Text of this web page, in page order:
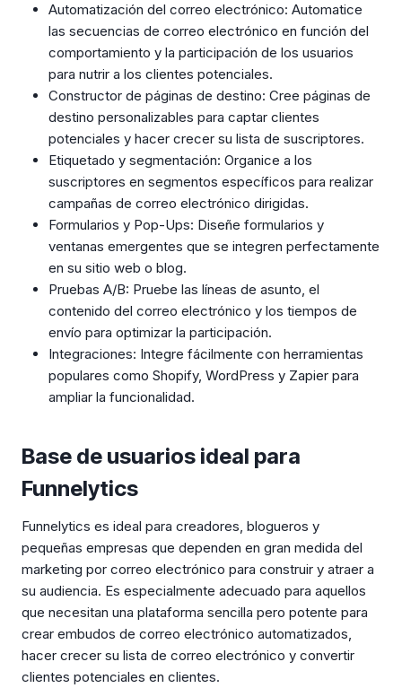
Automatización del correo electrónico: Automatice
las secuencias de correo electrónico en función del
comportamiento y la participación de los usuarios
para nutrir a los clientes potenciales.
Constructor de páginas de destino: Cree páginas de
destino personalizables para captar clientes
potenciales y hacer crecer su lista de suscriptores.
Etiquetado y segmentación: Organice a los
suscriptores en segmentos específicos para realizar
campañas de correo electrónico dirigidas.
Formularios y Pop-Ups: Diseñe formularios y
ventanas emergentes que se integren perfectamente
en su sitio web o blog.
Pruebas A/B: Pruebe las líneas de asunto, el
contenido del correo electrónico y los tiempos de
envío para optimizar la participación.
Integraciones: Integre fácilmente con herramientas
populares como Shopify, WordPress y Zapier para
ampliar la funcionalidad.
Base de usuarios ideal para
Funnelytics
Funnelytics es ideal para creadores, blogueros y
pequeñas empresas que dependen en gran medida del
marketing por correo electrónico para construir y atraer a
su audiencia. Es especialmente adecuado para aquellos
que necesitan una plataforma sencilla pero potente para
crear embudos de correo electrónico automatizados,
hacer crecer su lista de correo electrónico y convertir
clientes potenciales en clientes.